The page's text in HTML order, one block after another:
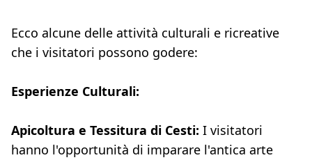
Ecco alcune delle attività culturali e ricreative
che i visitatori possono godere:
Esperienze Culturali:
Apicoltura e Tessitura di Cesti: I visitatori
hanno l'opportunità di imparare l'antica arte